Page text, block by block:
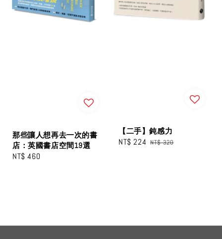
那些讓人想再去一次的書
店：英國書店空間19選
Regular
NT$ 460
【二手】鈍感力
Sale
NT$ 224 Regular
NT$ 320